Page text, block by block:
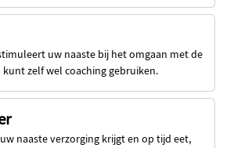
uw naaste bij het omgaan met de
zelf wel coaching gebruiken.
naaste verzorging krijgt en op tijd eet,